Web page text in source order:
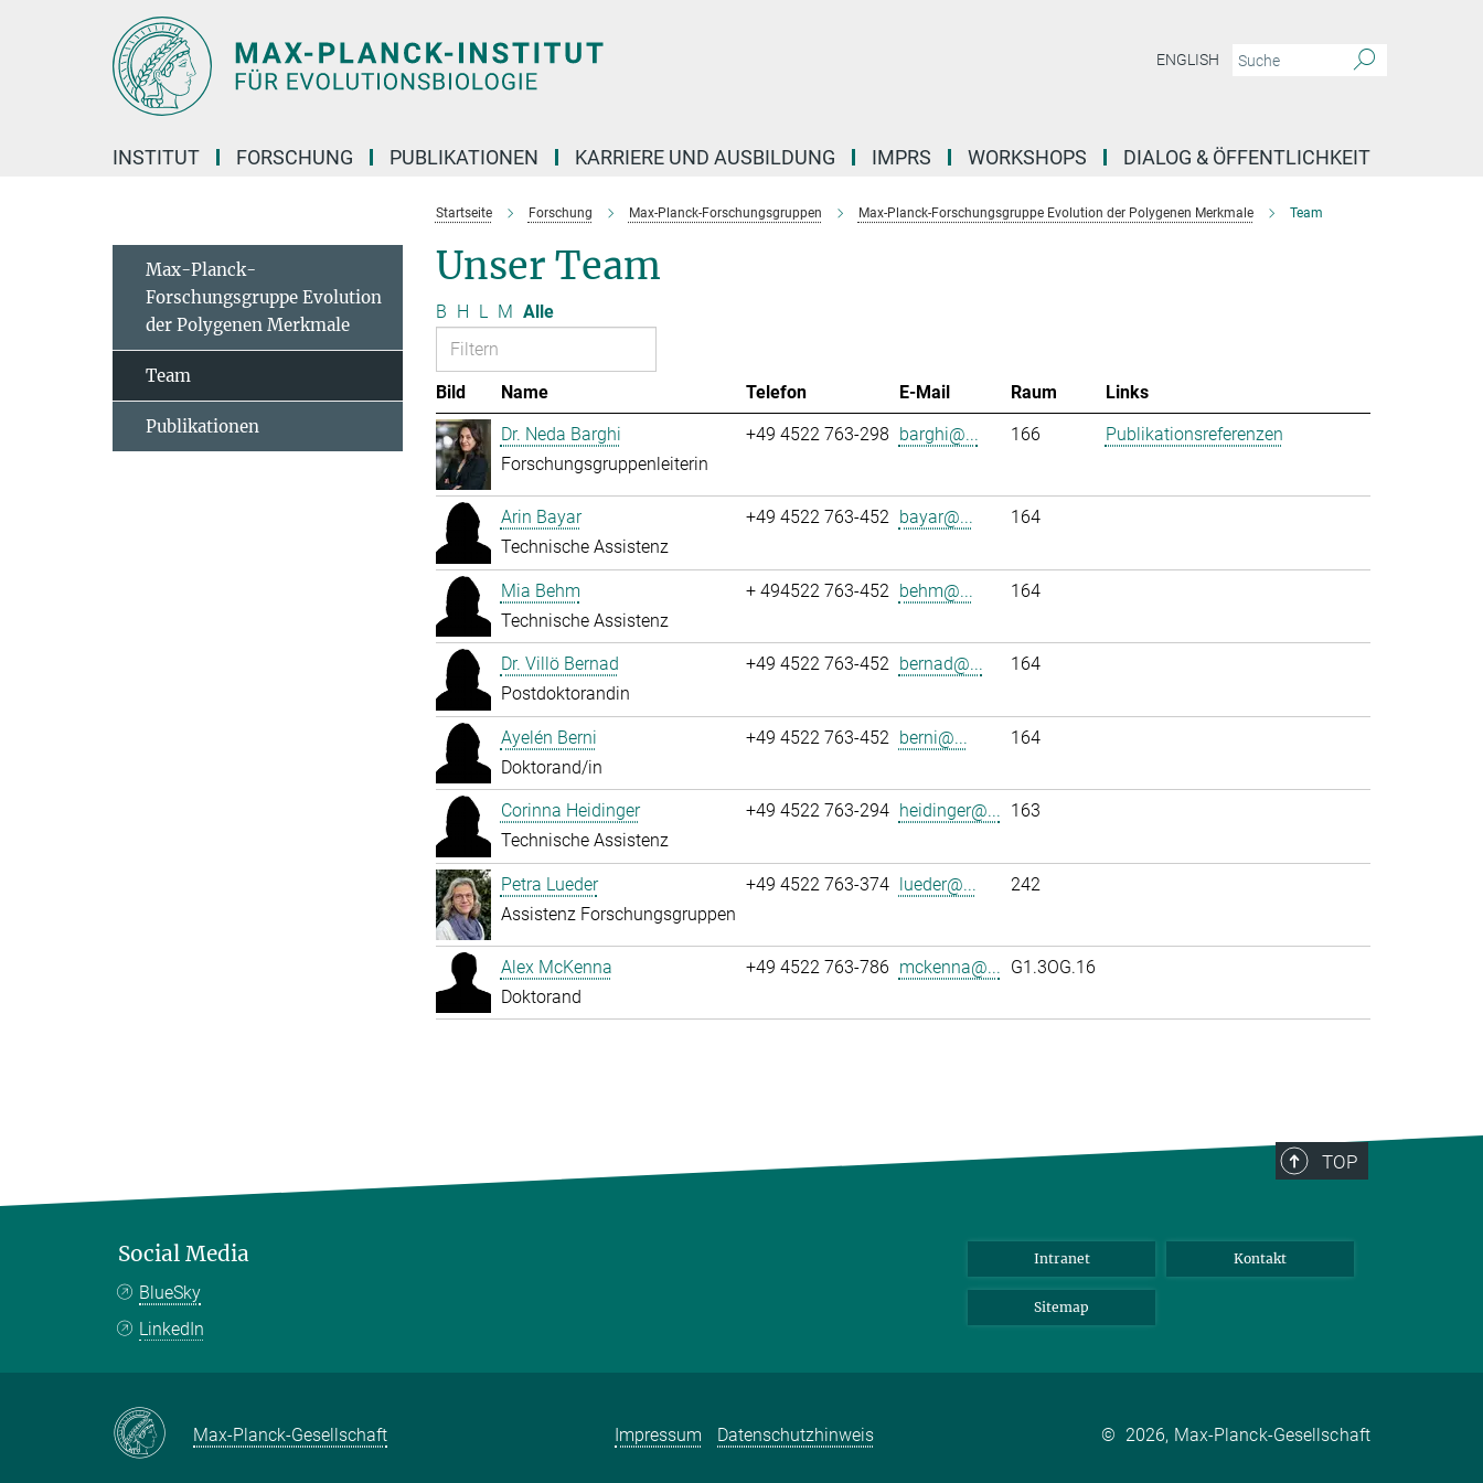
ENGLISH
INSTITUT FORSCHUNG PUBLIKATIONEN KARRIERE UND AUSBILDUNG IMPRS WORKSHOPS DIALOG & ÖFFENTLICHKEIT
Startseite Forschung Max-Planck-Forschungsgruppen Max-Planck-Forschungsgruppe Evolution der Polygenen Merkmale Team
Unser Team
B H L M Alle
Bild Name Telefon E-Mail Raum
Links
Dr. Neda Barghi
Forschungsgruppenleiterin
+49 4522 763-298 barghi@... 166 Publikationsreferenzen
Arin Bayar
Technische Assistenz
+49 4522 763-452 bayar@... 164
Mia Behm
Technische Assistenz
+ 494522 763-452 behm@... 164
Dr. Villö Bernad
Postdoktorandin
+49 4522 763-452 bernad@... 164
Ayelén Berni
Doktorand/in
+49 4522 763-452 berni@... 164
Corinna Heidinger
Technische Assistenz
+49 4522 763-294 heidinger@... 163
Petra Lueder
Assistenz Forschungsgruppen
+49 4522 763-374 lueder@... 242
Alex McKenna
Doktorand
+49 4522 763-786 mckenna@... G1.3OG.16
Max-Planck-
Forschungsgruppe Evolution
der Polygenen Merkmale
Team
Publikationen
TOP
Social Media
BlueSky
LinkedIn
Intranet Kontakt
Sitemap
Max-Planck-Gesellschaft Impressum Datenschutzhinweis © 2026, Max-Planck-Gesellschaft